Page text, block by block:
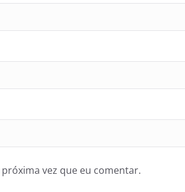
vez que eu comentar.